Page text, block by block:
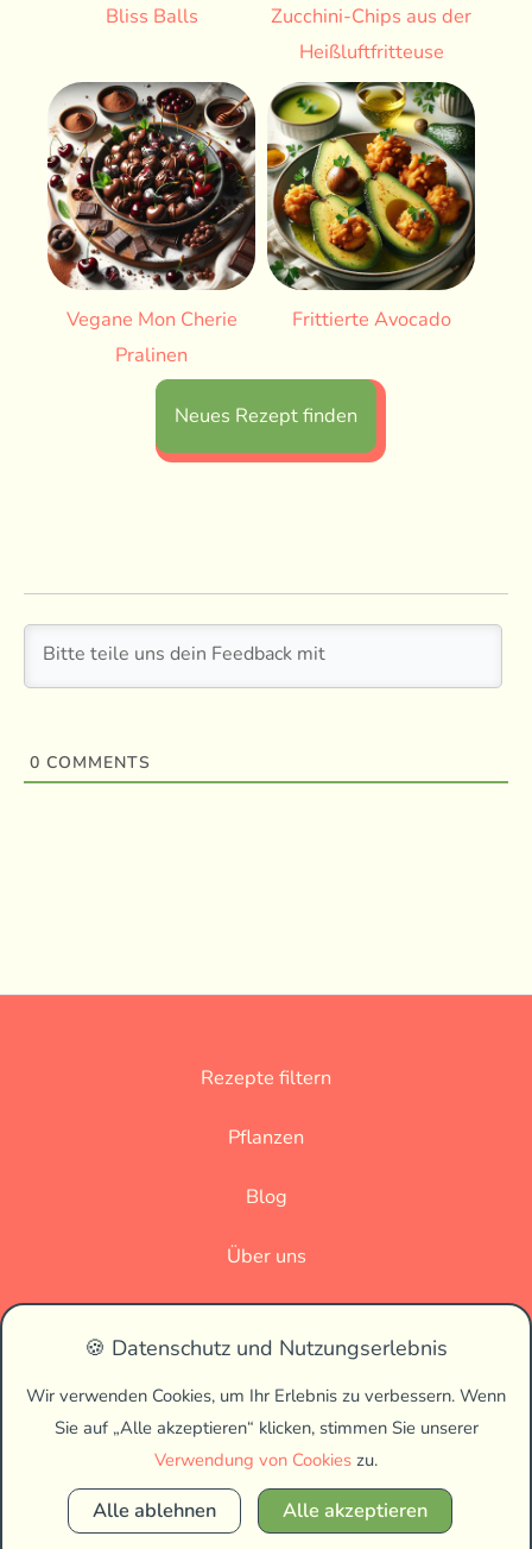
🍪 Datenschutz und Nutzungserlebnis
Wir verwenden Cookies, um Ihr Erlebnis zu verbessern. Wenn
Sie auf „Alle akzeptieren“ klicken, stimmen Sie unserer
Verwendung von Cookies zu.
Alle ablehnen Alle akzeptieren
Bliss Balls
Zucchini-Chips aus der
Heißluftfritteuse
Vegane Mon Cherie
Pralinen
Frittierte Avocado
Neues Rezept finden
0 COMMENTS
Rezepte filtern
Pflanzen
Blog
Über uns
Copyright © 2026 Vegan Biss